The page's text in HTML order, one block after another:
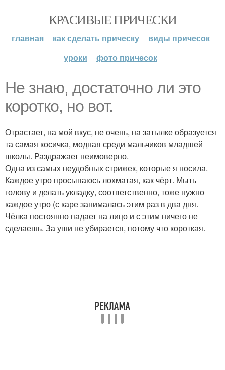
КРАСИВЫЕ ПРИЧЕСКИ
главная как сделать прическу
виды причесок
уроки
фото причесок
Не знаю, достаточно ли это
коротко, но вот.
Отрастает, на мой вкус, не очень, на затылке образуется
та самая косичка, модная среди мальчиков младшей
школы. Раздражает неимоверно.
Одна из самых неудобных стрижек, которые я носила.
Каждое утро просыпаюсь лохматая, как чёрт. Мыть
голову и делать укладку, соответственно, тоже нужно
каждое утро (с каре занималась этим раз в два дня.
Чёлка постоянно падает на лицо и с этим ничего не
сделаешь. За уши не убирается, потому что короткая.